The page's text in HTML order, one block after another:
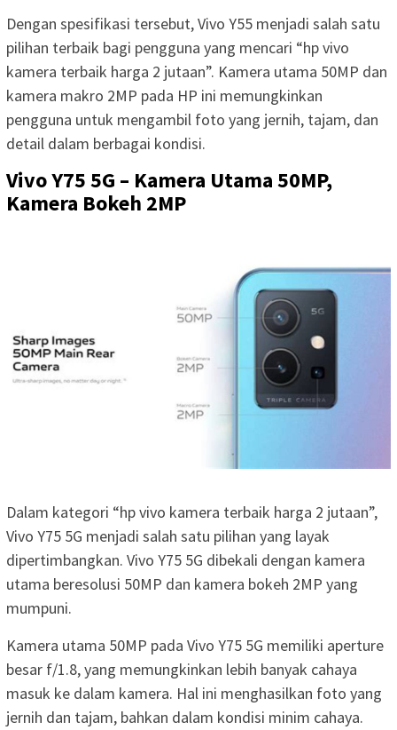
Dengan spesifikasi tersebut, Vivo Y55 menjadi salah satu
pilihan terbaik bagi pengguna yang mencari “hp vivo
kamera terbaik harga 2 jutaan”. Kamera utama 50MP dan
kamera makro 2MP pada HP ini memungkinkan
pengguna untuk mengambil foto yang jernih, tajam, dan
detail dalam berbagai kondisi.
Vivo Y75 5G – Kamera Utama 50MP,
Kamera Bokeh 2MP
Dalam kategori “hp vivo kamera terbaik harga 2 jutaan”,
Vivo Y75 5G menjadi salah satu pilihan yang layak
dipertimbangkan. Vivo Y75 5G dibekali dengan kamera
utama beresolusi 50MP dan kamera bokeh 2MP yang
mumpuni.
Kamera utama 50MP pada Vivo Y75 5G memiliki aperture
besar f/1.8, yang memungkinkan lebih banyak cahaya
masuk ke dalam kamera. Hal ini menghasilkan foto yang
jernih dan tajam, bahkan dalam kondisi minim cahaya.